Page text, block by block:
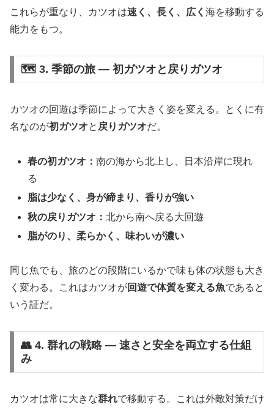
これらが重なり、カツオは速く、長く、広く 海を移動する
能力をもつ。
🗺️ 3. 季節の旅 ― 初ガツオと戻りガツオ
カツオの回遊は季節によって大きく姿を変える。とくに有
名なのが初ガツオと 戻りガツオだ。
春の初ガツオ：南の海から北上し、日本沿岸に現れ
る
脂は少なく、身が締まり、香りが強い
秋の戻りガツオ：北から南へ戻る大回遊
脂がのり、柔らかく、味わいが濃い
同じ魚でも、旅のどの段階にいるかで味も体の状態も大き
く変わる。これはカツオが回遊で体質を変える魚であると
いう証だ。
👥 4. 群れの戦略 ― 速さと安全を両立する仕組
み
カツオは常に大きな群れで移動する。これは外敵対策だけ